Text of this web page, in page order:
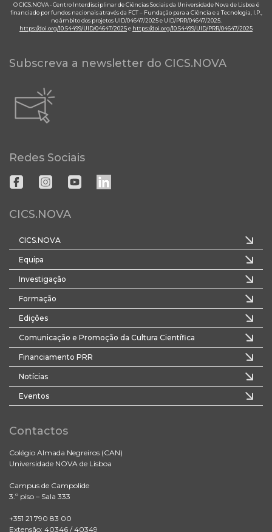
O CICS.NOVA - Centro Interdisciplinar de Ciências Sociais da Universidade Nova de Lisboa é
financiado por fundos nacionais através da FCT – Fundação para a Ciência e a Tecnologia, I.P.,
no âmbito dos projetos UID/04647/2025 e UID/PRR/04647/2025.
https://doi.org/10.54499/UID/04647/2025e https://doi.org/10.54499/UID/PRR/04647/2025
Subscreva a newsletter do CICS.NOVA
Redes Sociais
CICS.NOVA
CICS.NOVA
Equipa
Investigação
Formação
Edições
Comunicação e Promoção da Cultura Científica
Financiamento PRR
Notícias
Eventos
Contactos
Colégio Almada Negreiros (CAN)
Universidade NOVA de Lisboa
Campus de Campolide
3.º piso – Sala 333
+351 21 790 83 00
Extensão: 40346 / 40349